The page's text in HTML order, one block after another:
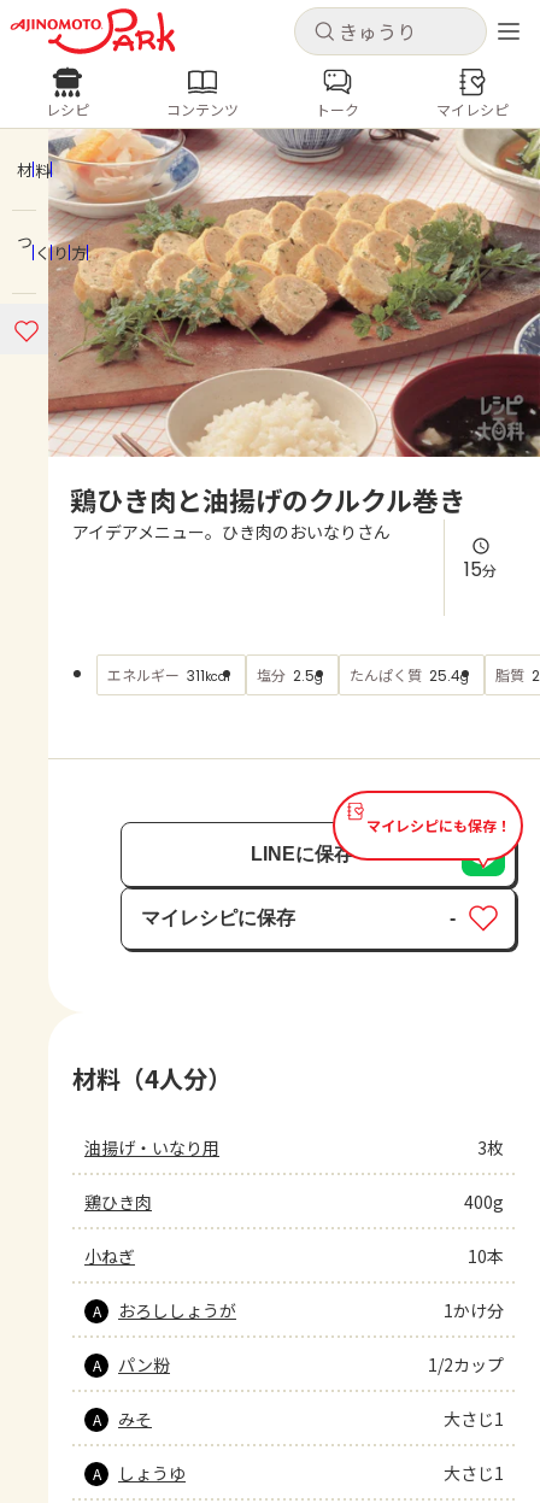
キャンセル
ログインするとレシピを保存できます
ログイン 新規登録
ホーム
コンテンツ
レシピ
よくあるお問い合わせ
AJINOMOTO PARK とは
キャンセル
レシピ コンテンツ
人気の食材・レシピ
きゅうり なす トマト
とうもろこし
ピーマン
みょうが ゴーヤ
レシピ コンテンツ トーク マイレシピ
材料
つくり方
鶏ひき肉と油揚げのクルクル巻き
アイデアメニュー。ひき肉のおいなりさん
15分
エネルギー 311kcal 塩分 2.5g たんぱく質 25.4g 脂質
マイレシピにも保存！
LINEに保存
マイレシピに保存
保存済み
-
材料（4人分）
油揚げ・いなり用 3枚
鶏ひき肉 400g
小ねぎ 10本
A おろししょうが 1かけ分
A パン粉 1/2カップ
A みそ 大さじ1
A しょうゆ 大さじ1